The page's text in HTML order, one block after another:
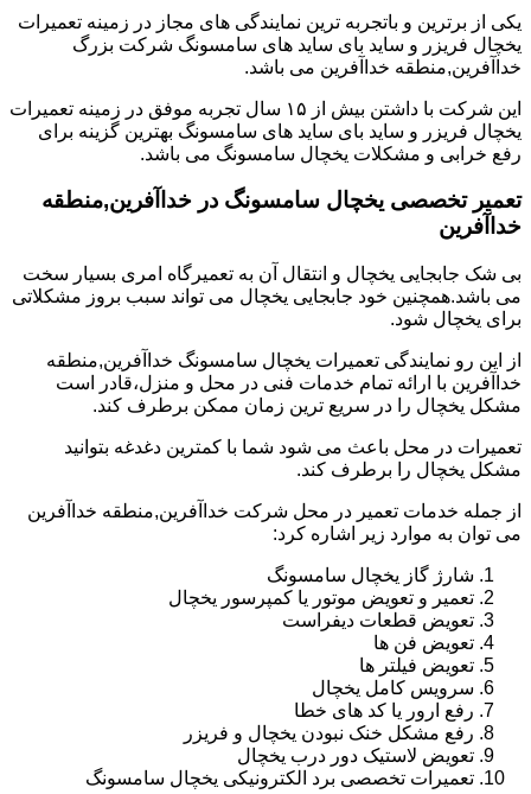
یکی از برترین و باتجربه ترین نمایندگی های مجاز در زمینه تعمیرات
یخچال فریزر و ساید بای ساید های سامسونگ شرکت بزرگ
خداآفرین,منطقه خداآفرین می باشد.
این شرکت با داشتن بیش از ۱۵ سال تجربه موفق در زمینه تعمیرات
یخچال فریزر و ساید بای ساید های سامسونگ بهترین گزینه برای
رفع خرابی و مشکلات یخچال سامسونگ می باشد.
تعمیر تخصصی یخچال سامسونگ در خداآفرین,منطقه
خداآفرین
بی شک جابجایی یخچال و انتقال آن به تعمیرگاه امری بسیار سخت
می باشد.همچنین خود جابجایی یخچال می تواند سبب بروز مشکلاتی
برای یخچال شود.
از این رو نمایندگی تعمیرات یخچال سامسونگ خداآفرین,منطقه
خداآفرین با ارائه تمام خدمات فنی در محل و منزل،قادر است
مشکل یخچال را در سریع ترین زمان ممکن برطرف کند.
تعمیرات در محل باعث می شود شما با کمترین دغدغه بتوانید
مشکل یخچال را برطرف کند.
از جمله خدمات تعمیر در محل شرکت خداآفرین,منطقه خداآفرین
می توان به موارد زیر اشاره کرد:
شارژ گاز یخچال سامسونگ
تعمیر و تعویض موتور یا کمپرسور یخچال
تعویض قطعات دیفراست
تعویض فن ها
تعویض فیلتر ها
سرویس کامل یخچال
رفع ارور یا کد های خطا
رفع مشکل خنک نبودن یخچال و فریزر
تعویض لاستیک دور درب یخچال
تعمیرات تخصصی برد الکترونیکی یخچال سامسونگ